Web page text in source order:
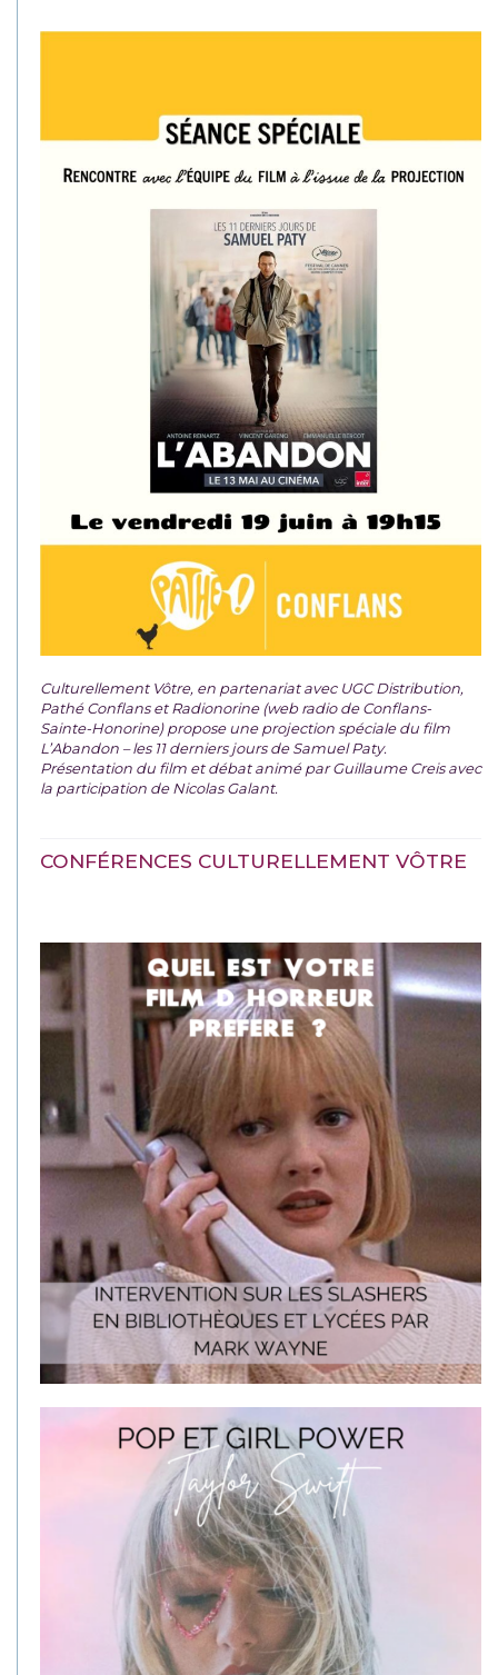
Culturellement Vôtre, en partenariat avec UGC Distribution,
Pathé Conflans et Radionorine (web radio de Conflans-
Sainte-Honorine) propose une projection spéciale du film
L’Abandon – les 11 derniers jours de Samuel Paty.
Présentation du film et débat animé par Guillaume Creis avec
la participation de Nicolas Galant.
CONFÉRENCES CULTURELLEMENT VÔTRE